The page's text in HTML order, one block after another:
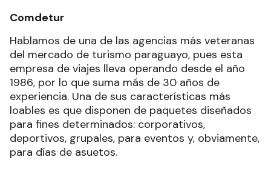
Comdetur
Hablamos de una de las agencias más veteranas
del mercado de turismo paraguayo, pues esta
empresa de viajes lleva operando desde el año
1986, por lo que suma más de 30 años de
experiencia. Una de sus características más
loables es que disponen de paquetes diseñados
para fines determinados: corporativos,
deportivos, grupales, para eventos y, obviamente,
para días de asuetos.